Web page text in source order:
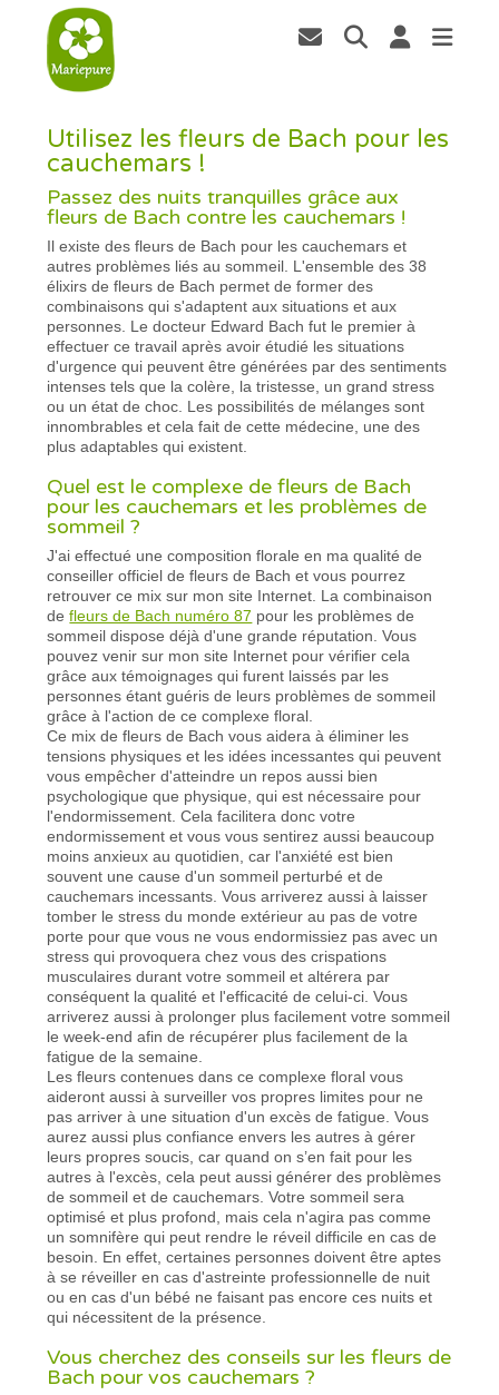
Utilisez les fleurs de Bach pour les
cauchemars !
Passez des nuits tranquilles grâce aux
fleurs de Bach contre les cauchemars !
Il existe des fleurs de Bach pour les cauchemars et
autres problèmes liés au sommeil. L'ensemble des 38
élixirs de fleurs de Bach permet de former des
combinaisons qui s'adaptent aux situations et aux
personnes. Le docteur Edward Bach fut le premier à
effectuer ce travail après avoir étudié les situations
d'urgence qui peuvent être générées par des sentiments
intenses tels que la colère, la tristesse, un grand stress
ou un état de choc. Les possibilités de mélanges sont
innombrables et cela fait de cette médecine, une des
plus adaptables qui existent.
Quel est le complexe de fleurs de Bach
pour les cauchemars et les problèmes de
sommeil ?
J'ai effectué une composition florale en ma qualité de
conseiller officiel de fleurs de Bach et vous pourrez
retrouver ce mix sur mon site Internet. La combinaison
defleurs de Bach numéro 87 pour les problèmes de
sommeil dispose déjà d'une grande réputation. Vous
pouvez venir sur mon site Internet pour vérifier cela
grâce aux témoignages qui furent laissés par les
personnes étant guéris de leurs problèmes de sommeil
grâce à l'action de ce complexe floral.
Ce mix de fleurs de Bach vous aidera à éliminer les
tensions physiques et les idées incessantes qui peuvent
vous empêcher d'atteindre un repos aussi bien
psychologique que physique, qui est nécessaire pour
l'endormissement. Cela facilitera donc votre
endormissement et vous vous sentirez aussi beaucoup
moins anxieux au quotidien, car l'anxiété est bien
souvent une cause d'un sommeil perturbé et de
cauchemars incessants. Vous arriverez aussi à laisser
tomber le stress du monde extérieur au pas de votre
porte pour que vous ne vous endormissiez pas avec un
stress qui provoquera chez vous des crispations
musculaires durant votre sommeil et altérera par
conséquent la qualité et l'efficacité de celui-ci. Vous
arriverez aussi à prolonger plus facilement votre sommeil
le week-end afin de récupérer plus facilement de la
fatigue de la semaine.
Les fleurs contenues dans ce complexe floral vous
aideront aussi à surveiller vos propres limites pour ne
pas arriver à une situation d'un excès de fatigue. Vous
aurez aussi plus confiance envers les autres à gérer
leurs propres soucis, car quand on s’en fait pour les
autres à l'excès, cela peut aussi générer des problèmes
de sommeil et de cauchemars. Votre sommeil sera
optimisé et plus profond, mais cela n'agira pas comme
un somnifère qui peut rendre le réveil difficile en cas de
besoin. En effet, certaines personnes doivent être aptes
à se réveiller en cas d'astreinte professionnelle de nuit
ou en cas d'un bébé ne faisant pas encore ces nuits et
qui nécessitent de la présence.
Vous cherchez des conseils sur les fleurs de
Bach pour vos cauchemars ?